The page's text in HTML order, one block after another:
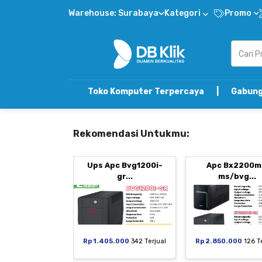
Warehouse: Surabaya Kategori Promo
Toko Komputer Terpercaya | Gabung DB Klik
Rekomendasi Untukmu:
Ups Apc Bvg1200i-
gr...
Rp 1.405.000 342 Terjual
Apc
ms/bvg...
Rp 2.850.000 126